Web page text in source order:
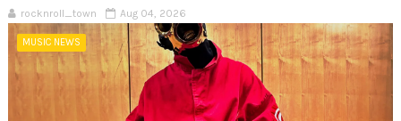
rocknroll_town Aug 04, 2026
MUSIC NEWS